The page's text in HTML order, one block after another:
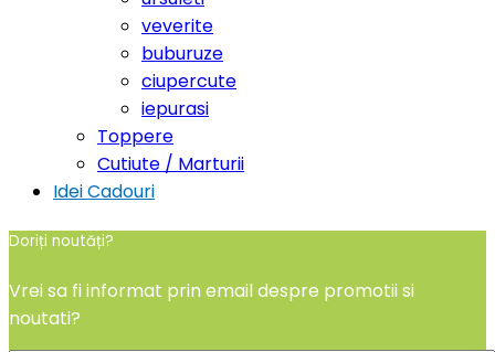
veverite
buburuze
ciupercute
iepurasi
Toppere
Cutiute / Marturii
Idei Cadouri
Doriți noutăți?
Vrei sa fi informat prin email despre promotii si
noutati?